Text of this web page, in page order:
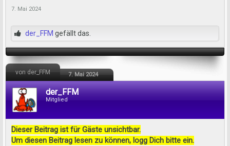
7. Mai 2024
der_FFM gefällt das.
von der_FFM 7. Mai 2024
der_FFM
Mitglied
Dieser Beitrag ist für Gäste unsichtbar.
Um diesen Beitrag lesen zu können, logg Dich bitte ein.